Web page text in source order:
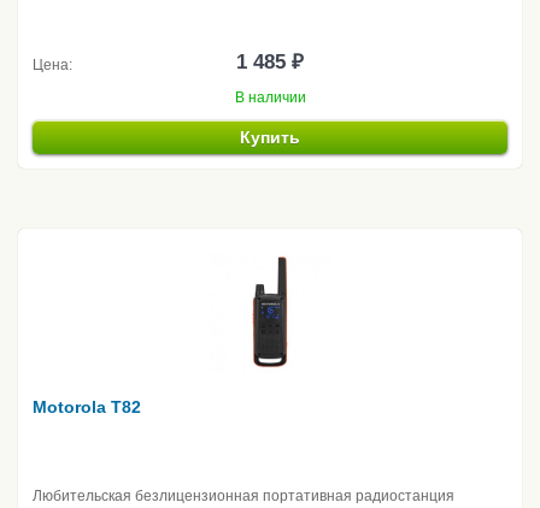
Цена: 1 485 ₽
В наличии
Купить
Motorola T82
Любительская безлицензионная портативная радиостанция